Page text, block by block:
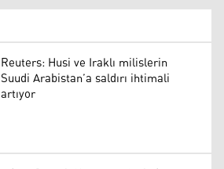
Reuters: Husi ve Iraklı milislerin
Suudi Arabistan’a saldırı ihtimali
artıyor